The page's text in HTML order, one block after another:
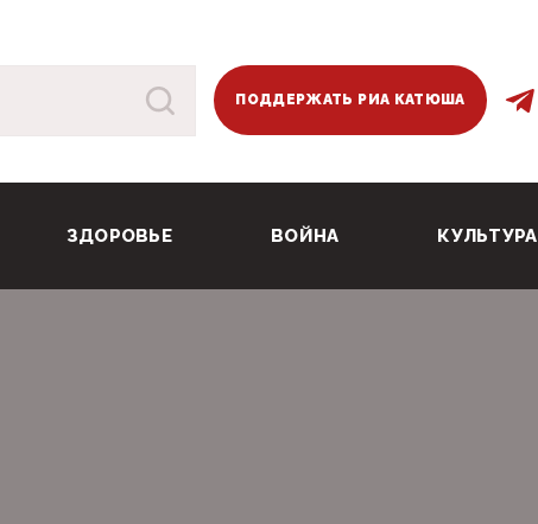
ПОДДЕРЖАТЬ РИА КАТЮША
ЗДОРОВЬЕ ВОЙНА КУЛЬТУРА